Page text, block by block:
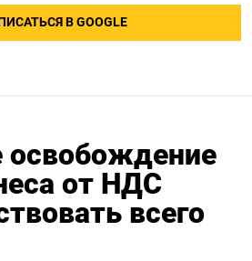
В GOOGLE
освобождение
от НДС
всего